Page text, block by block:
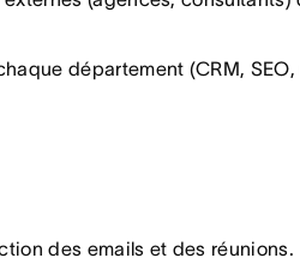
département (CRM,
des emails et des réunions.